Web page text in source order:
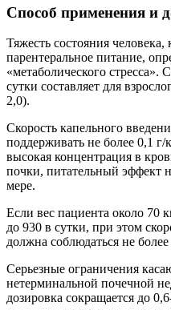
Способ применения и
Тяжесть состояния
парентеральное питание,
«метаболического стресса».
сутки составляет для
2,0).
Скорость капельного
поддерживать не более 0,1
высокая концентрация в
почки, питательный эффект
мере.
Если вес пациента около 70
до 930 в сутки, при этом
должна соблюдаться не
Серьезные ограничения
нетерминальной почечной
дозировка сокращается до